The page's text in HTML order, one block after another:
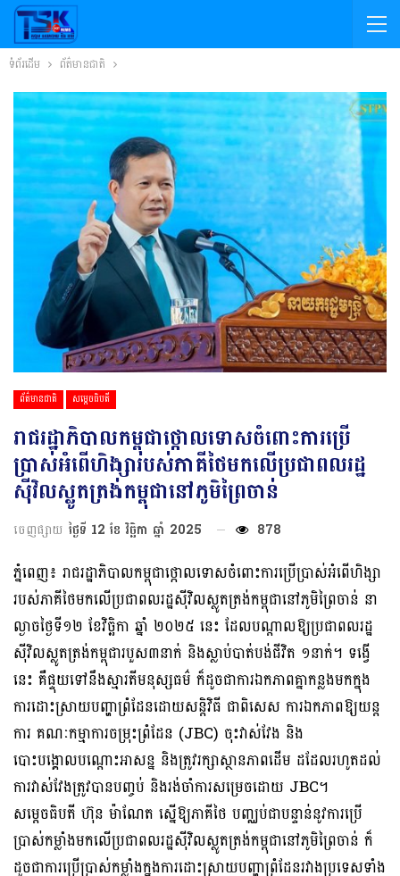
ទំព័រដើម ព័ត៌មានជាតិ
ព័ត៌មានជាតិ សម្តេចធិបតី
រាជរដ្ឋាភិបាលកម្ពុជាថ្កោលទោសចំពោះការប្រើ
ប្រាស់អំពើហិង្សារបស់ភាគីថៃមកលើប្រជាពលរដ្ឋ
ស៊ីវិលស្លូតត្រង់កម្ពុជានៅភូមិព្រៃចាន់
ចេញផ្សាយ ថ្ងៃទី 12 ខែ វិច្ឆិកា ឆ្នាំ 2025 878
ភ្នំពេញ៖ រាជរដ្ឋាភិបាលកម្ពុជាថ្កោលទោសចំពោះការប្រើប្រាស់អំពើហិង្សា
របស់ភាគីថៃមកលើប្រជាពលរដ្ឋស៊ីវិលស្លូតត្រង់កម្ពុជានៅភូមិព្រៃចាន់ នា
ល្ងាចថ្ងៃទី១២ ខែវិច្ឆិកា ឆ្នាំ ២០២៥ នេះ ដែលបណ្តាលឱ្យប្រជាពលរដ្ឋ
ស៊ីវិលស្លូតត្រង់កម្ពុជារបួស៣នាក់ និងស្លាប់បាត់បង់ជីវិត ១នាក់។ ទង្វើ
នេះ គឺផ្ទុយទៅនឹងស្មារតីមនុស្សធម៌ ក៏ដូចជាការឯកភាពគ្នាកន្លងមកក្នុង
ការដោះស្រាយបញ្ហាព្រំដែនដោយសន្តិវិធី ជាពិសេស ការឯកភាពឱ្យយន្ត
ការ គណៈកម្មាការចម្រុះព្រំដែន (JBC) ចុះវាស់វែង និង
បោះបង្គោលបណ្តោះអាសន្ន និងត្រូវរក្សាស្ថានភាពដើម ដដែលរហូតដល់
ការវាស់វែងត្រូវបានបញ្ចប់ និងរង់ចាំការសម្រេចដោយ JBC។
សម្តេចធិបតី ហ៊ុន ម៉ាណែត ស្នើឱ្យភាគីថៃ បញ្ឈប់ជាបន្ទាន់នូវការប្រើ
ប្រាស់កម្លាំងមកលើប្រជាពលរដ្ឋស៊ីវិលស្លូតត្រង់កម្ពុជានៅភូមិព្រៃចាន់ ក៏
ដូចជាការប្រើប្រាស់កម្លាំងក្នុងការដោះស្រាយបញ្ហាព្រំដែនរវាងប្រទេសទាំង